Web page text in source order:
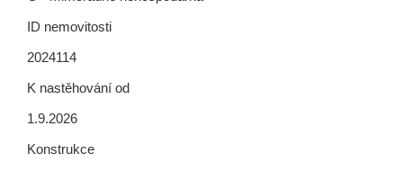
ID nemovitosti
2024114
K nastěhování od
1.9.2026
Konstrukce